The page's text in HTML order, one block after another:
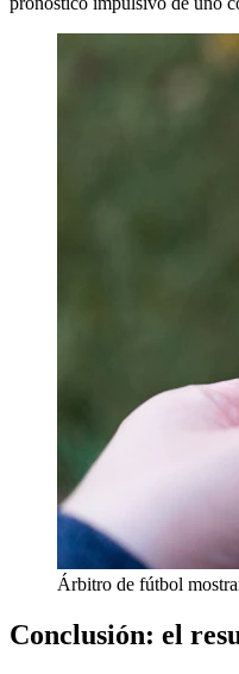
Árbitro de fútbol
Conclusión: el